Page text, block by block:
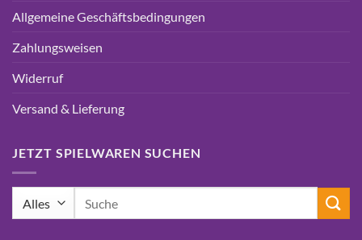
Allgemeine Geschäftsbedingungen
Zahlungsweisen
Widerruf
Versand & Lieferung
JETZT SPIELWAREN SUCHEN